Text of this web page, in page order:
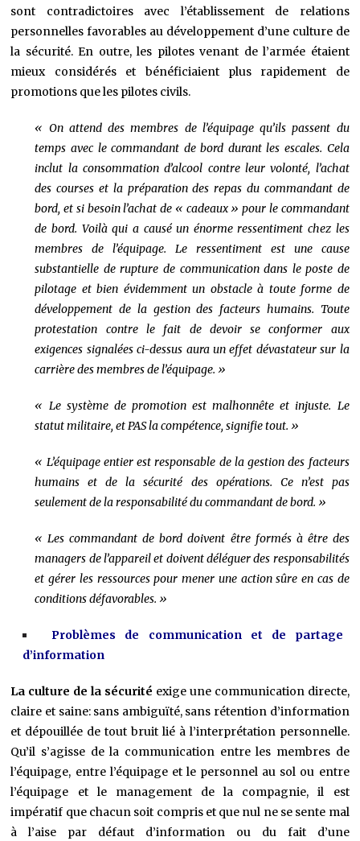
sont contradictoires avec l’établissement de relations
personnelles favorables au développement d’une culture de
la sécurité. En outre, les pilotes venant de l’armée étaient
mieux considérés et bénéficiaient plus rapidement de
promotions que les pilotes civils.
« On attend des membres de l’équipage qu’ils passent du
temps avec le commandant de bord durant les escales. Cela
inclut la consommation d’alcool contre leur volonté, l’achat
des courses et la préparation des repas du commandant de
bord, et si besoin l’achat de « cadeaux » pour le commandant
de bord. Voilà qui a causé un énorme ressentiment chez les
membres de l’équipage. Le ressentiment est une cause
substantielle de rupture de communication dans le poste de
pilotage et bien évidemment un obstacle à toute forme de
développement de la gestion des facteurs humains. Toute
protestation contre le fait de devoir se conformer aux
exigences signalées ci-dessus aura un effet dévastateur sur la
carrière des membres de l’équipage. »
« Le système de promotion est malhonnête et injuste. Le
statut militaire, et PAS la compétence, signifie tout. »
« L’équipage entier est responsable de la gestion des facteurs
humains et de la sécurité des opérations. Ce n’est pas
seulement de la responsabilité du commandant de bord. »
« Les commandant de bord doivent être formés à être des
managers de l’appareil et doivent déléguer des responsabilités
et gérer les ressources pour mener une action sûre en cas de
conditions défavorables. »
Problèmes de communication et de partage
d’information
La culture de la sécurité exige une communication directe,
claire et saine: sans ambiguïté, sans rétention d’information
et dépouillée de tout bruit lié à l’interprétation personnelle.
Qu’il s’agisse de la communication entre les membres de
l’équipage, entre l’équipage et le personnel au sol ou entre
l’équipage et le management de la compagnie, il est
impératif que chacun soit compris et que nul ne se sente mal
à l’aise par défaut d’information ou du fait d’une